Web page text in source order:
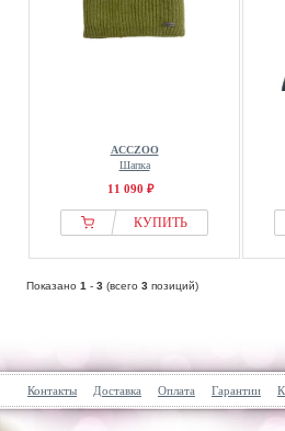
ACCZOO
Шапка
11 090 ₽
КУПИТЬ
Показано 1 - 3 (всего 3 позиций)
Контакты Доставка Оплата Гарантии